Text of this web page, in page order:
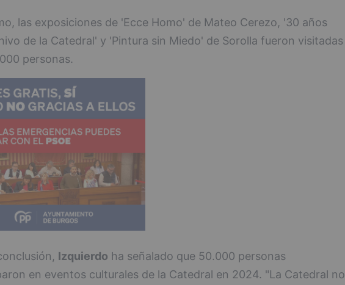
las exposiciones de 'Ecce Homo' de Mateo Cerezo, '30 años
de la Catedral' y 'Pintura sin Miedo' de Sorolla fueron visitadas
personas.
Izquierdo ha señalado que 50.000 personas
en eventos culturales de la Catedral en 2024. "La Catedral no